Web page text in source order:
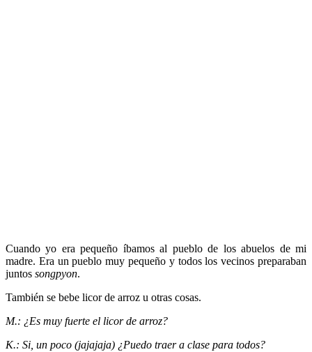
Cuando yo era pequeño íbamos al pueblo de los abuelos de mi
madre. Era un pueblo muy pequeño y todos los vecinos preparaban
juntos songpyon.
También se bebe licor de arroz u otras cosas.
M.: ¿Es muy fuerte el licor de arroz?
K.: Si, un poco (jajajaja) ¿Puedo traer a clase para todos?